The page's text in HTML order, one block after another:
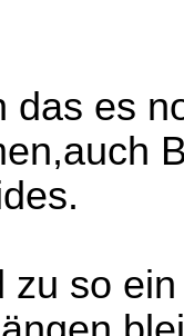
das es
zu so